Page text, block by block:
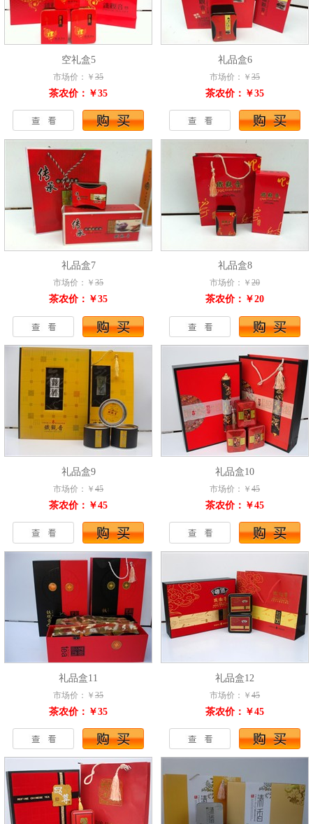
空礼盒5
市场价：￥ 35
茶农价：￥35
礼品盒6
市场价：￥ 35
茶农价：￥35
礼品盒7
市场价：￥ 35
茶农价：￥35
礼品盒8
市场价：￥ 20
茶农价：￥20
礼品盒9
市场价：￥ 45
茶农价：￥45
礼品盒10
市场价：￥ 45
茶农价：￥45
礼品盒11
市场价：￥ 35
茶农价：￥35
礼品盒12
市场价：￥ 45
茶农价：￥45